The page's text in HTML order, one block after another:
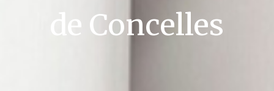
de Concelles